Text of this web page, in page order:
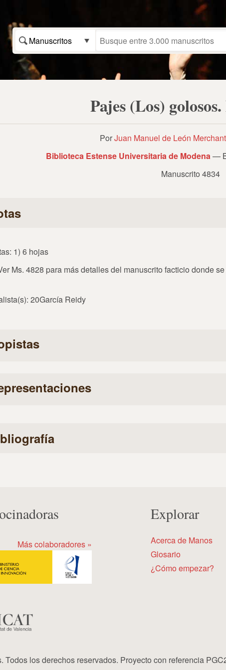
Manuscritos
Pajes (Los)
PorJuan Manuel de León
Biblioteca Estense Universitaria de Modena—
Manuscrito 4834
1) 6 hojas
Ms. 4828 para más detalles del manuscrito facticio donde
20García Reidy
Más colaboradores »
Explorar
Acerca de Manos
Glosario
¿Cómo empezar?
Todos los derechos reservados. Proyecto con referencia